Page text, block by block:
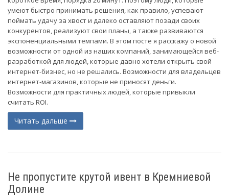
умеют быстро принимать решения, как правило, успевают
поймать удачу за хвост и далеко оставляют позади своих
конкурентов, реализуют свои планы, а также развиваются
экспоненциальными темпами. В этом посте я расскажу о новой
возможности от одной из наших компаний, занимающейся веб-
разработкой для людей, которые давно хотели открыть свой
интернет-бизнес, но не решались. Возможности для владельцев
интернет-магазинов, которые не приносят деньги.
Возможности для практичных людей, которые привыкли
считать ROI.
Читать дальше
Не пропустите крутой ивент в Кремниевой
Долине